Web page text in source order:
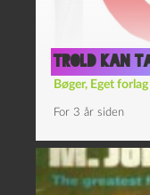
Trold kan
Bøger, Eget forlag
For 3 år siden